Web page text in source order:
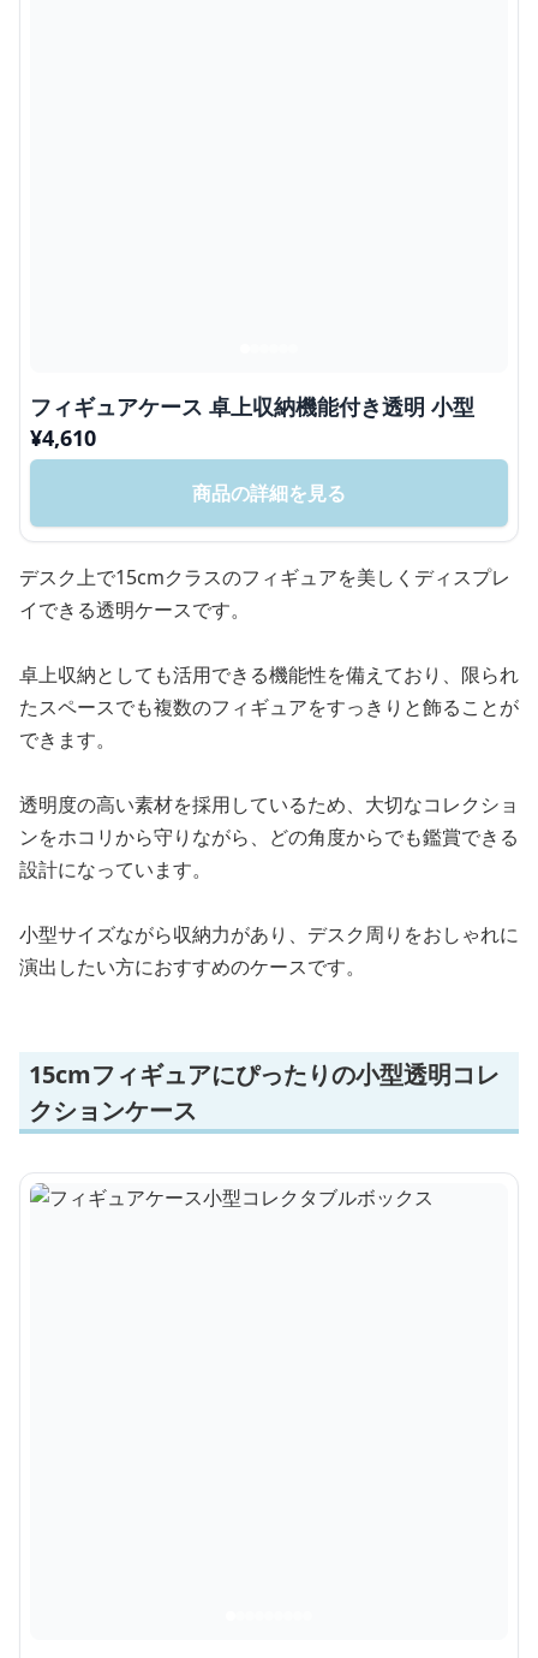
フィギュアケース 卓上収納機能付き透明 小型
¥4,610
商品の詳細を見る
デスク上で15cmクラスのフィギュアを美しくディスプレ
イできる透明ケースです。
卓上収納としても活用できる機能性を備えており、限られ
たスペースでも複数のフィギュアをすっきりと飾ることが
できます。
透明度の高い素材を採用しているため、大切なコレクショ
ンをホコリから守りながら、どの角度からでも鑑賞できる
設計になっています。
小型サイズながら収納力があり、デスク周りをおしゃれに
演出したい方におすすめのケースです。
15cmフィギュアにぴったりの小型透明コレ
クションケース